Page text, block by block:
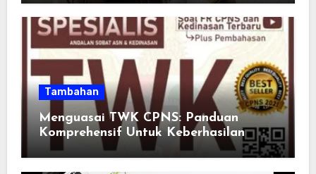
Tambahan
Menguasai TWK CPNS: Panduan
Komprehensif Untuk Keberhasilan